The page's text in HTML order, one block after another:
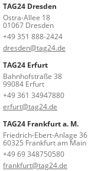
TAG24 Dresden
Ostra-Allee 18
01067 Dresden
+49 351 888-2424
dresden@tag24.de
TAG24 Erfurt
Bahnhofstraße 38
99084 Erfurt
+49 361 34947880
erfurt@tag24.de
TAG24 Frankfurt a. M.
Friedrich-Ebert-Anlage 36
60325 Frankfurt am Main
+49 69 348750580
frankfurt@tag24.de